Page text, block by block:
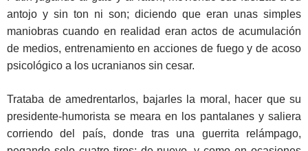
antojo y sin ton ni son; diciendo que eran unas simples
maniobras cuando en realidad eran actos de acumulación
de medios, entrenamiento en acciones de fuego y de acoso
psicológico a los ucranianos sin cesar.
Trataba de amedrentarlos, bajarles la moral, hacer que su
presidente-humorista se meara en los pantalanes y saliera
corriendo del país, donde tras una guerrita relámpago,